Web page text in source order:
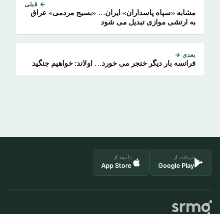
← قبلی
مشابه «سپاه پاسداران» ایران… «بسیج مردمی» عراق
به ارتشی موازی تبدیل می شود
بعدی →
فرانسه بار دیگر خنجر می خورد… اولاند: خواهیم جنگید
دریافت از
Google Play
دانلود از
App Store